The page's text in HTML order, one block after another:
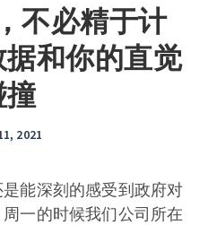
不必精于计
和你的直觉
撞
2021
能深刻的感受到政府对
一的时候我们公司所在